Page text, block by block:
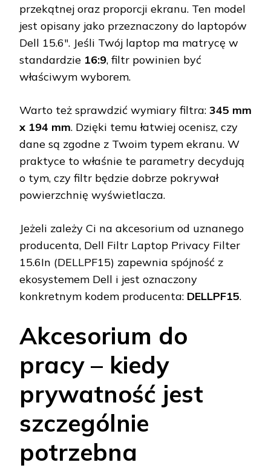
przekątnej oraz proporcji ekranu. Ten model
jest opisany jako przeznaczony do laptopów
Dell 15.6″. Jeśli Twój laptop ma matrycę w
standardzie 16:9, filtr powinien być
właściwym wyborem.
Warto też sprawdzić wymiary filtra: 345 mm
x 194 mm. Dzięki temu łatwiej ocenisz, czy
dane są zgodne z Twoim typem ekranu. W
praktyce to właśnie te parametry decydują
o tym, czy filtr będzie dobrze pokrywał
powierzchnię wyświetlacza.
Jeżeli zależy Ci na akcesorium od uznanego
producenta, Dell Filtr Laptop Privacy Filter
15.6In (DELLPF15) zapewnia spójność z
ekosystemem Dell i jest oznaczony
konkretnym kodem producenta: DELLPF15.
Akcesorium do
pracy – kiedy
prywatność jest
szczególnie
potrzebna